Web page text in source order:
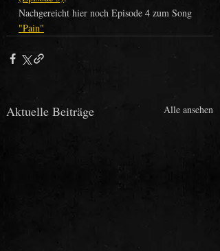
Nachgereicht hier noch Episode 4 zum Song
"Pain"
Aktuelle Beiträge Alle ansehen